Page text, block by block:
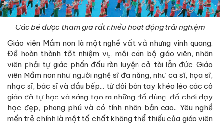
Các bé được tham gia rất nhiều hoạt động trải nghiệm
Giáo viên Mầm non là một nghề vất vả nhưng vinh quang.
Để hoàn thành tốt nhiệm vụ, mỗi cán bộ giáo viên, nhân
viên phải tự giác phấn đấu rèn luyện cả tài lẫn đức. Giáo
viên Mầm non như người nghệ sĩ đa năng, như ca sĩ, họa sĩ,
nhạc sĩ, bác sĩ và đầu bếp... từ đôi bàn tay khéo léo các cô
giáo đã tự học và sáng tạo ra những đồ dùng, đồ chơi dạy
học đẹp, phong phú và có tính nhân bản cao.. Yêu nghề
mến trẻ chính là một tố chất không thể thiếu của giáo viên